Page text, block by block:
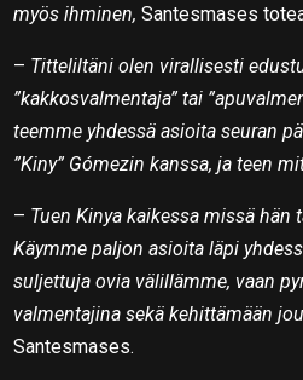
myös ihminen, Santesmases
– Titteliltäni olen virallisesti
”kakkosvalmentaja” tai
teemme yhdessä asioita seuran
”Kiny” Gómezin kanssa, ja teen
– Tuen Kinya kaikessa missä hän
Käymme paljon asioita läpi
suljettuja ovia välillämme, vaan
valmentajina sekä kehittämään
Santesmases.